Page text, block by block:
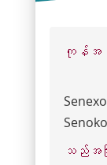
ကုန်အ
သည်အခြ